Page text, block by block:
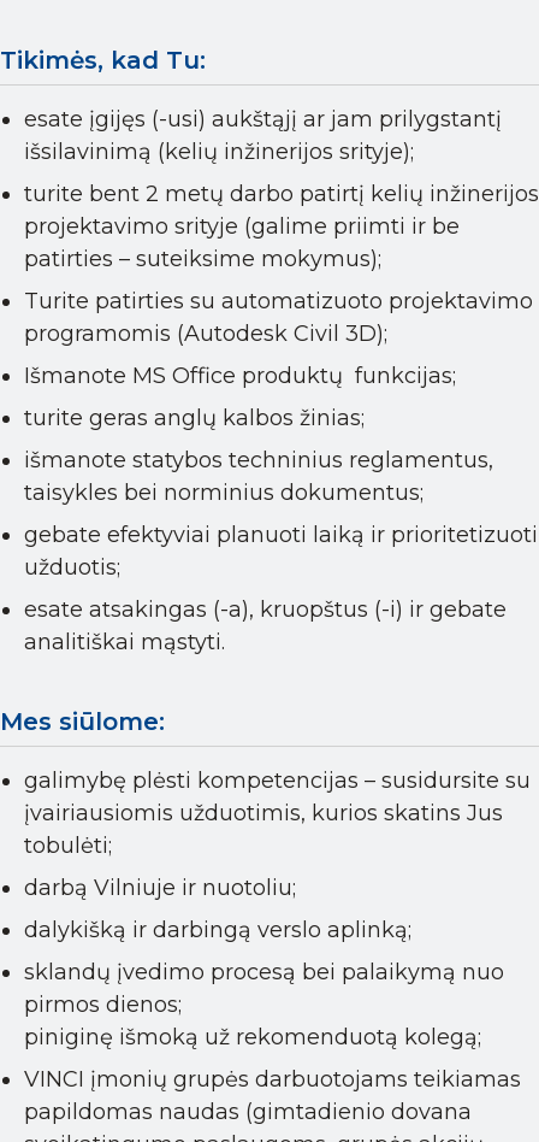
Tikimės, kad Tu:
esate įgijęs (-usi) aukštąjį ar jam prilygstantį
išsilavinimą (kelių inžinerijos srityje);
turite bent 2 metų darbo patirtį kelių inžinerijos
projektavimo srityje (galime priimti ir be
patirties – suteiksime mokymus);
Turite patirties su automatizuoto projektavimo
programomis (Autodesk Civil 3D);
Išmanote MS Office produktų funkcijas;
turite geras anglų kalbos žinias;
išmanote statybos techninius reglamentus,
taisykles bei norminius dokumentus;
gebate efektyviai planuoti laiką ir prioritetizuoti
užduotis;
esate atsakingas (-a), kruopštus (-i) ir gebate
analitiškai mąstyti.
Mes siūlome:
galimybę plėsti kompetencijas – susidursite su
įvairiausiomis užduotimis, kurios skatins Jus
tobulėti;
darbą Vilniuje ir nuotoliu;
dalykišką ir darbingą verslo aplinką;
sklandų įvedimo procesą bei palaikymą nuo
pirmos dienos;
piniginę išmoką už rekomenduotą kolegą;
VINCI įmonių grupės darbuotojams teikiamas
papildomas naudas (gimtadienio dovana